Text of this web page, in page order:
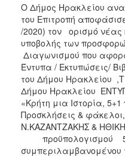
Ο Δήμος Ηρακλείου
του Επιτροπή
/2020) τον ορισμό νέας
υποβολής των
Διαγωνισμού που
Έντυπα / Εκτυπώσεις/
του Δήμου Ηρακλείου
Δήμου Ηρακλείου
«Κρήτη μια Ιστορία,
Προσκλήσεις &
Ν.ΚΑΖΑΝΤΖΑΚΗΣ &
προϋπολογισμού
συμπεριλαμβανομένου